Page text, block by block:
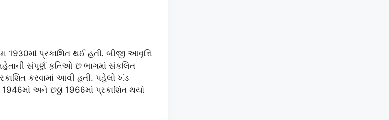
પ્રકાશિત થઈ હતી. બીજી આવૃત્તિ
સંપૂર્ણ કૃતિઓ છ ભાગમાં સંકલિત
કરવામાં આવી હતી. પહેલો ખંડ
અને છઠ્ઠો 1966માં પ્રકાશિત થયો